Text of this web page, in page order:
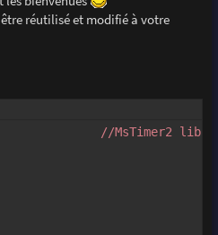
réutilisé et modifié à votre
//MsTimer2